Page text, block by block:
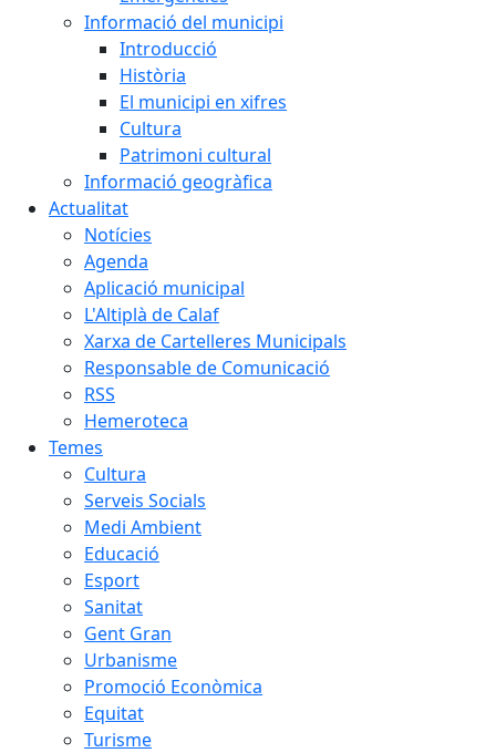
Informació del municipi
Introducció
Història
El municipi en xifres
Cultura
Patrimoni cultural
Informació geogràfica
Actualitat
Notícies
Agenda
Aplicació municipal
L'Altiplà de Calaf
Xarxa de Cartelleres Municipals
Responsable de Comunicació
RSS
Hemeroteca
Temes
Cultura
Serveis Socials
Medi Ambient
Educació
Esport
Sanitat
Gent Gran
Urbanisme
Promoció Econòmica
Equitat
Turisme